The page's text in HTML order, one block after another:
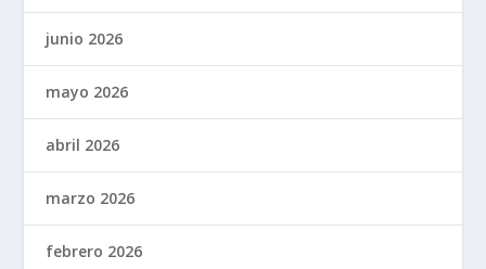
junio 2026
mayo 2026
abril 2026
marzo 2026
febrero 2026